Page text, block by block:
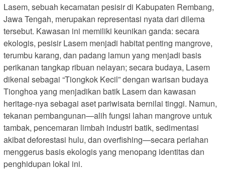
Lasem, sebuah kecamatan pesisir di Kabupaten Rembang,
Jawa Tengah, merupakan representasi nyata dari dilema
tersebut. Kawasan ini memiliki keunikan ganda: secara
ekologis, pesisir Lasem menjadi habitat penting mangrove,
terumbu karang, dan padang lamun yang menjadi basis
perikanan tangkap ribuan nelayan; secara budaya, Lasem
dikenal sebagai “Tiongkok Kecil” dengan warisan budaya
Tionghoa yang menjadikan batik Lasem dan kawasan
heritage-nya sebagai aset pariwisata bernilai tinggi. Namun,
tekanan pembangunan—alih fungsi lahan mangrove untuk
tambak, pencemaran limbah industri batik, sedimentasi
akibat deforestasi hulu, dan overfishing—secara perlahan
menggerus basis ekologis yang menopang identitas dan
penghidupan lokal ini.